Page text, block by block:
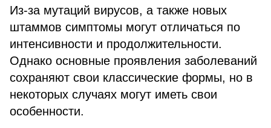
Из-за мутаций вирусов, а также новых
штаммов симптомы могут отличаться по
интенсивности и продолжительности.
Однако основные проявления заболеваний
сохраняют свои классические формы, но в
некоторых случаях могут иметь свои
особенности.